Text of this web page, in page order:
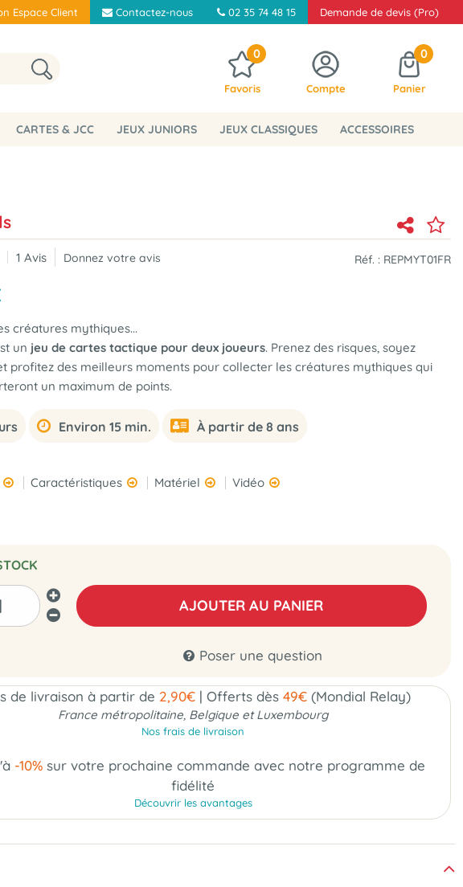
Espace Client Contactez-nous 02 35 74 48 15 Demande de devis (Pro)
0
Favoris Compte
0
Panier
CARTES & JCC JEUX JUNIORS JEUX CLASSIQUES ACCESSOIRES
1 Avis Donnez votre avis Réf. : REPMYT01FR
créatures mythiques...
un jeu de cartes tactique pour deux joueurs. Prenez des risques, soyez
profitez des meilleurs moments pour collecter les créatures mythiques qui
un maximum de points.
Environ 15 min. À partir de 8 ans
Caractéristiques Matériel Vidéo
AJOUTER AU PANIER
Poser une question
de livraison à partir de 2,90€ | Offerts dès 49€ (Mondial Relay)
France métropolitaine, Belgique et Luxembourg
Nos frais de livraison
-10%sur votre prochaine commande avec notre programme de
fidélité
Découvrir les avantages